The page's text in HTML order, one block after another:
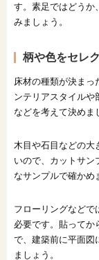
す。素足ではどうか
みましょう。
柄や色をセレ
床材の種類が決まっ
ンテリアスタイルや
などを考えて決めま
木目や石目などの大
いので、カットサン
なサンプルで確かめ
フローリングなどで
必要です。貼ってか
で、建築前に平面図
ましょう。